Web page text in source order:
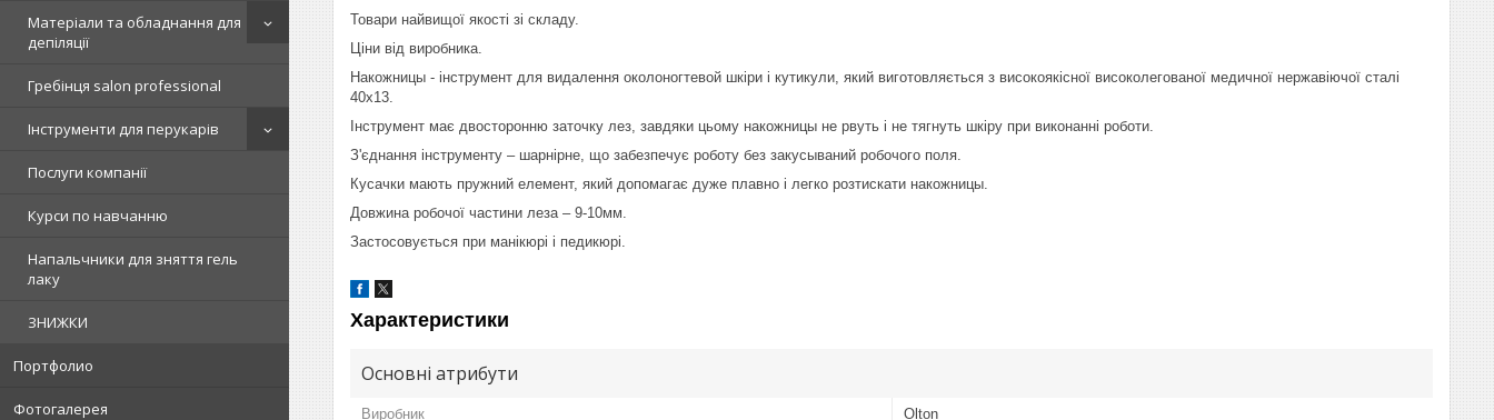
Матеріали та обладнання для
депіляції
Гребінця salon professional
Інструменти для перукарів
Послуги компанії
Курси по навчанню
Напальчники для зняття гель
лаку
ЗНИЖКИ
Портфолио
Фотогалерея
Товари найвищої якості зі складу.
Ціни від виробника.
Накожницы - інструмент для видалення околоногтевой шкіри і кутикули, який виготовляється з високоякісної високолегованої медичної нержавіючої сталі
40х13.
Інструмент має двосторонню заточку лез, завдяки цьому накожницы не рвуть і не тягнуть шкіру при виконанні роботи.
З'єднання інструменту – шарнірне, що забезпечує роботу без закусываний робочого поля.
Кусачки мають пружний елемент, який допомагає дуже плавно і легко розтискати накожницы.
Довжина робочої частини леза – 9-10мм.
Застосовується при манікюрі і педикюрі.
Характеристики
Основні атрибути
Виробник Olton